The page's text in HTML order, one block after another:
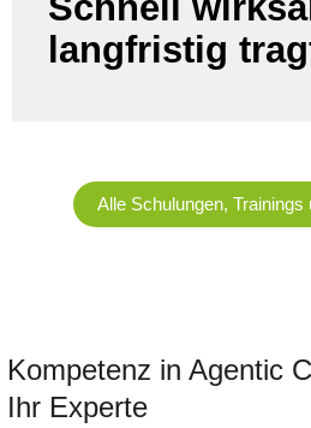
langfristig
eine Basis, die Tempo
durch Nacharbeit reduziert.
Alle Schulungen,
Kompetenz in Agentic
Ihr Experte